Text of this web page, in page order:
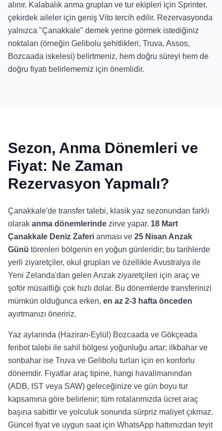
alınır. Kalabalık anma grupları ve tur ekipleri için Sprinter,
çekirdek aileler için geniş Vito tercih edilir. Rezervasyonda
yalnızca "Çanakkale" demek yerine görmek istediğiniz
noktaları (örneğin Gelibolu şehitlikleri, Truva, Assos,
Bozcaada iskelesi) belirtmeniz, hem doğru süreyi hem de
doğru fiyatı belirlememiz için önemlidir.
Sezon, Anma Dönemleri ve
Fiyat: Ne Zaman
Rezervasyon Yapmalı?
Çanakkale'de transfer talebi, klasik yaz sezonundan farklı
olarak anma dönemlerinde zirve yapar. 18 Mart
Çanakkale Deniz Zaferi anması ve 25 Nisan Anzak
Günü törenleri bölgenin en yoğun günleridir; bu tarihlerde
yerli ziyaretçiler, okul grupları ve özellikle Avustralya ile
Yeni Zelanda'dan gelen Anzak ziyaretçileri için araç ve
şoför müsaitliği çok hızlı dolar. Bu dönemlerde transferinizi
mümkün olduğunca erken, en az 2-3 hafta önceden
ayırtmanızı öneririz.
Yaz aylarında (Haziran-Eylül) Bozcaada ve Gökçeada
feribot talebi ile sahil bölgesi yoğunluğu artar; ilkbahar ve
sonbahar ise Truva ve Gelibolu turları için en konforlu
dönemdir. Fiyatlar araç tipine, hangi havalimanından
(ADB, IST veya SAW) geleceğinize ve gün boyu tur
kapsamına göre belirlenir; tüm rotalarımızda ücret araç
başına sabittir ve yolculuk sonunda sürpriz maliyet çıkmaz.
Güncel fiyat ve uygun saat için WhatsApp hattımızdan teyit